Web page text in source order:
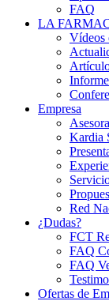
FAQ
LA
Vídeos
Empresa
Kardia
Red
¿Dudas?
FCT
FAQ
FAQ
Ofertas de